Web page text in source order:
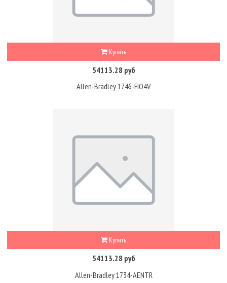
Купить
54113.28 руб
Allen-Bradley 1746-FIO4V
Купить
54113.28 руб
Allen-Bradley 1734-AENTR